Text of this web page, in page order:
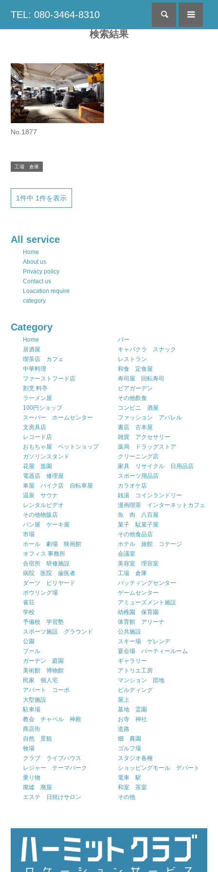
TEL: 080-3464-8310 検索
検索結果
No.1877
工場 倉庫
1件中 1件を表示
All service
Home
About us
Privacy policy
Contact us
Loacation require
category
Category
Home
バー
居酒屋
キャバクラ スナック
喫茶店 カフェ
レストラン
中華料理
和食 定食屋
ファーストフード店
寿司屋 回転寿司
割烹 料亭
ビアガーデン
ラーメン屋
その他飲食
100円ショップ
コンビニ 酒屋
スーパー ホームセンター
ファッション アパレル
文房具店
書店 古本屋
レコード店
雑貨 アクセサリー
おもちゃ屋 ペットショップ
薬局 ドラッグストア
ガソリンスタンド
クリーニング店
花屋 造園
家具 リサイクル 日用品店
電器店 修理屋
スポーツ用品店
車屋 バイク店 自転車屋
カラオケ店
温泉 サウナ
銭湯 コインランドリー
レンタルビデオ
漫画喫茶 インターネットカフェ
その他物販店
魚 肉 八百屋
パン屋 ケーキ屋
菓子 駄菓子屋
市場
その他食品店
ホール 劇場 映画館
ホテル 旅館 コテージ
オフィス 事務所
会議室
合宿所 研修施設
美容室 理容室
病院 医院 歯医者
工場 倉庫
ダーツ ビリヤード
バッティングセンター
ボウリング場
ゲームセンター
雀荘
アミューズメント施設
学校
幼稚園 保育園
予備校 学習塾
体育館 アリーナ
スポーツ施設 グラウンド
公共施設
公園
スキー場 ゲレンデ
プール
宴会場 パーティールーム
ガーデン 庭園
ギャラリー
美術館 博物館
アトリエ工房
民家 個人宅
マンション 団地
アパート コーポ
ビルディング
大型施設
屋上
駐車場
墓地 霊園
教会 チャペル 神殿
お寺 神社
商店街
道路
自然 景観
畑 農園
牧場
ゴルフ場
クラブ ライブハウス
スタジオ各種
レジャー テーマパーク
ショッピングモール デパート
乗り物
電車 駅
廃墟 廃屋
和室 茶室
エステ 日焼けサロン
その他